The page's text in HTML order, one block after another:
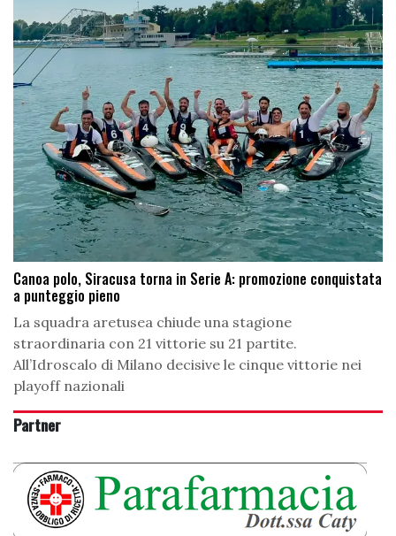
Canoa polo, Siracusa torna in Serie A: promozione conquistata
a punteggio pieno
La squadra aretusea chiude una stagione
straordinaria con 21 vittorie su 21 partite.
All’Idroscalo di Milano decisive le cinque vittorie nei
playoff nazionali
Partner